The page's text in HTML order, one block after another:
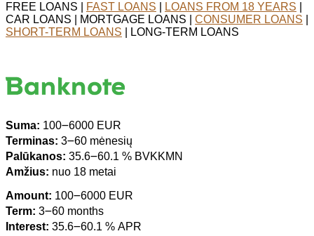
FREE LOANS |
FAST LOANS LOANS FROM 18 YEARS
CAR LOANS | MORTGAGE LOANS | CONSUMER LOANS
SHORT-TERM LOANS | LONG-TERM LOANS
Suma: 100౼6000 EUR
Terminas: 3౼60 mėnesių
Palūkanos: 35.6౼60.1 % BVKKMN
Amžius: nuo 18 metai
Amount: 100౼6000 EUR
Term: 3౼60 months
Interest: 35.6౼60.1 % APR